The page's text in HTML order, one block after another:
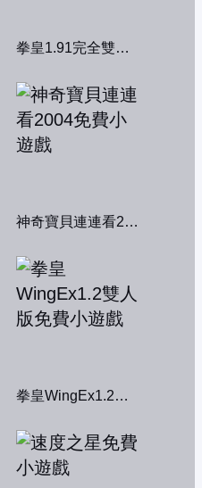
拳皇1.91完全雙人版
神奇寶貝連連看2004
拳皇WingEx1.2雙人版